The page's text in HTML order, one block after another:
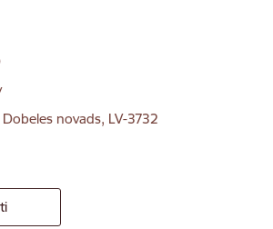
novads, LV-3732